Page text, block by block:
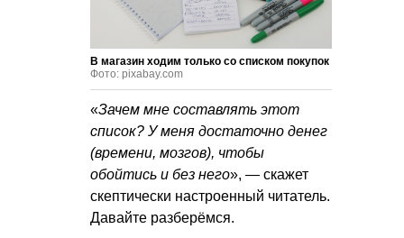
В магазин ходим только со списком покупок
Фото: pixabay.com
«Зачем мне составлять этот
список? У меня достаточно денег
(времени, мозгов), чтобы
обойтись и без него», — скажет
скептически настроенный читатель.
Давайте разберёмся.